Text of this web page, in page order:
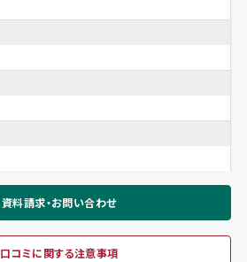
資料請求・お問い合わせ
口コミに関する注意事項